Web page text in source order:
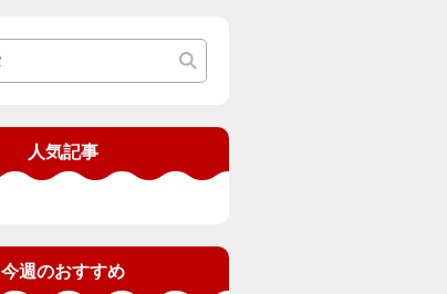
人気記事
今週のおすすめ